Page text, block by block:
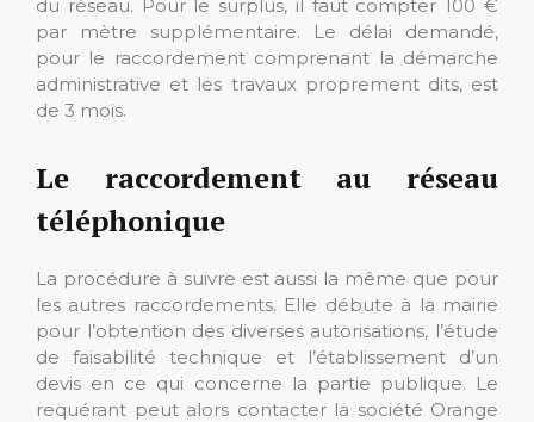
du réseau. Pour le surplus, il faut compter 100 €
par mètre supplémentaire. Le délai demandé,
pour le raccordement comprenant la démarche
administrative et les travaux proprement dits, est
de 3 mois.
Le raccordement au réseau
téléphonique
La procédure à suivre est aussi la même que pour
les autres raccordements. Elle débute à la mairie
pour l’obtention des diverses autorisations, l’étude
de faisabilité technique et l’établissement d’un
devis en ce qui concerne la partie publique. Le
requérant peut alors contacter la société Orange